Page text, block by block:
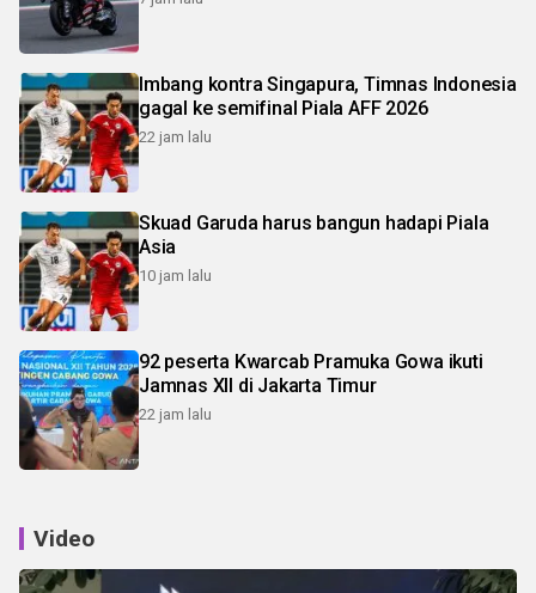
Imbang kontra Singapura, Timnas Indonesia
gagal ke semifinal Piala AFF 2026
22 jam lalu
Skuad Garuda harus bangun hadapi Piala
Asia
10 jam lalu
92 peserta Kwarcab Pramuka Gowa ikuti
Jamnas XII di Jakarta Timur
22 jam lalu
Video